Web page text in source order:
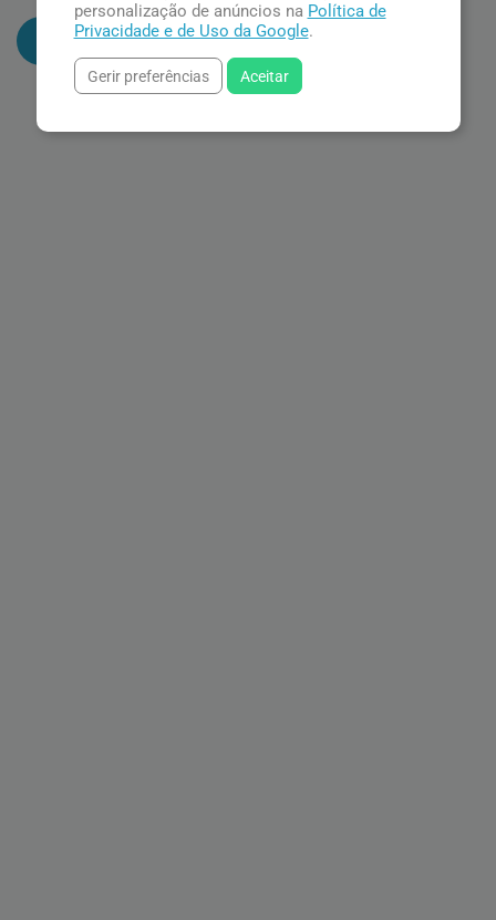
Adicionar ao carrinho
personalização de anúncios na Política de
Privacidade e de Uso da Google.
Gerir preferências Aceitar